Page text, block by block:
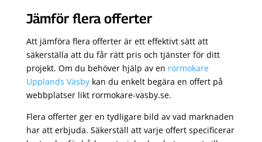
Jämför flera offerter
Att jämföra flera offerter är ett effektivt sätt att
säkerställa att du får rätt pris och tjänster för ditt
projekt. Om du behöver hjälp av en rörmokare
Upplands Väsbykan du enkelt begära en offert på
webbplatser likt rormokare-vasby.se.
Flera offerter ger en tydligare bild av vad marknaden
har att erbjuda. Säkerställ att varje offert specificerar